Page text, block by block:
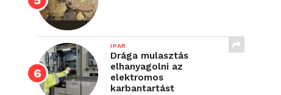
IPAR
Drága mulasztás
elhanyagolni az
elektromos
karbantartást